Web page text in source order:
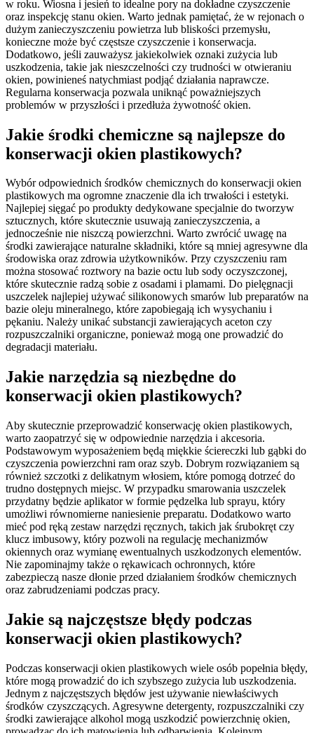
w roku. Wiosna i jesień to idealne pory na dokładne czyszczenie
oraz inspekcję stanu okien. Warto jednak pamiętać, że w rejonach o
dużym zanieczyszczeniu powietrza lub bliskości przemysłu,
konieczne może być częstsze czyszczenie i konserwacja.
Dodatkowo, jeśli zauważysz jakiekolwiek oznaki zużycia lub
uszkodzenia, takie jak nieszczelności czy trudności w otwieraniu
okien, powinieneś natychmiast podjąć działania naprawcze.
Regularna konserwacja pozwala uniknąć poważniejszych
problemów w przyszłości i przedłuża żywotność okien.
Jakie środki chemiczne są najlepsze do
konserwacji okien plastikowych?
Wybór odpowiednich środków chemicznych do konserwacji okien
plastikowych ma ogromne znaczenie dla ich trwałości i estetyki.
Najlepiej sięgać po produkty dedykowane specjalnie do tworzyw
sztucznych, które skutecznie usuwają zanieczyszczenia, a
jednocześnie nie niszczą powierzchni. Warto zwrócić uwagę na
środki zawierające naturalne składniki, które są mniej agresywne dla
środowiska oraz zdrowia użytkowników. Przy czyszczeniu ram
można stosować roztwory na bazie octu lub sody oczyszczonej,
które skutecznie radzą sobie z osadami i plamami. Do pielęgnacji
uszczelek najlepiej używać silikonowych smarów lub preparatów na
bazie oleju mineralnego, które zapobiegają ich wysychaniu i
pękaniu. Należy unikać substancji zawierających aceton czy
rozpuszczalniki organiczne, ponieważ mogą one prowadzić do
degradacji materiału.
Jakie narzędzia są niezbędne do
konserwacji okien plastikowych?
Aby skutecznie przeprowadzić konserwację okien plastikowych,
warto zaopatrzyć się w odpowiednie narzędzia i akcesoria.
Podstawowym wyposażeniem będą miękkie ściereczki lub gąbki do
czyszczenia powierzchni ram oraz szyb. Dobrym rozwiązaniem są
również szczotki z delikatnym włosiem, które pomogą dotrzeć do
trudno dostępnych miejsc. W przypadku smarowania uszczelek
przydatny będzie aplikator w formie pędzelka lub sprayu, który
umożliwi równomierne naniesienie preparatu. Dodatkowo warto
mieć pod ręką zestaw narzędzi ręcznych, takich jak śrubokręt czy
klucz imbusowy, który pozwoli na regulację mechanizmów
okiennych oraz wymianę ewentualnych uszkodzonych elementów.
Nie zapominajmy także o rękawicach ochronnych, które
zabezpieczą nasze dłonie przed działaniem środków chemicznych
oraz zabrudzeniami podczas pracy.
Jakie są najczęstsze błędy podczas
konserwacji okien plastikowych?
Podczas konserwacji okien plastikowych wiele osób popełnia błędy,
które mogą prowadzić do ich szybszego zużycia lub uszkodzenia.
Jednym z najczęstszych błędów jest używanie niewłaściwych
środków czyszczących. Agresywne detergenty, rozpuszczalniki czy
środki zawierające alkohol mogą uszkodzić powierzchnię okien,